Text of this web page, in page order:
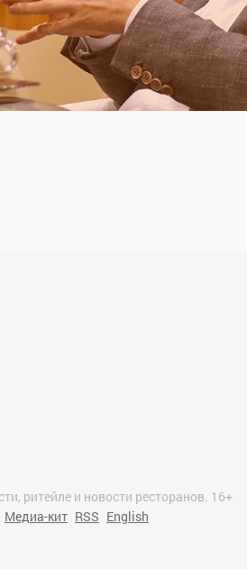
ритейле и новости ресторанов. 16+
Медиа-кит RSS English